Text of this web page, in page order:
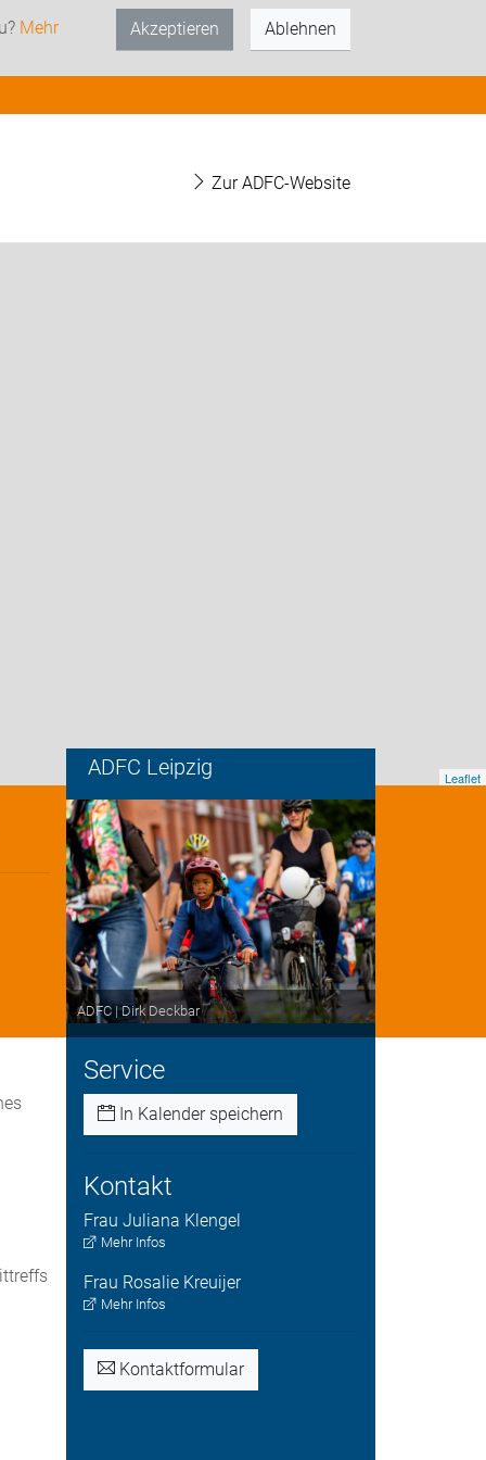
Mehr
Akzeptieren Ablehnen
Zur ADFC-Website
Leaflet
ADFC Leipzig
ADFC | Dirk Deckbar
Service
In Kalender speichern
Kontakt
Frau Juliana Klengel
Mehr Infos
Frau Rosalie Kreuijer
Mehr Infos
Kontaktformular